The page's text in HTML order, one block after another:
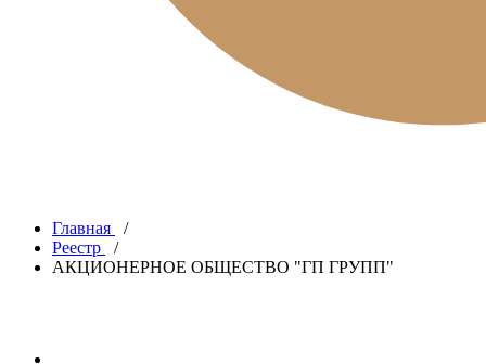
Главная
/
Реестр
/
АКЦИОНЕРНОЕ ОБЩЕСТВО "ГП ГРУПП"